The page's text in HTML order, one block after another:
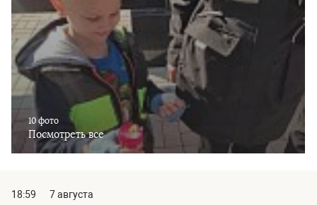
10 фото
Посмотреть все
18:59
7 августа